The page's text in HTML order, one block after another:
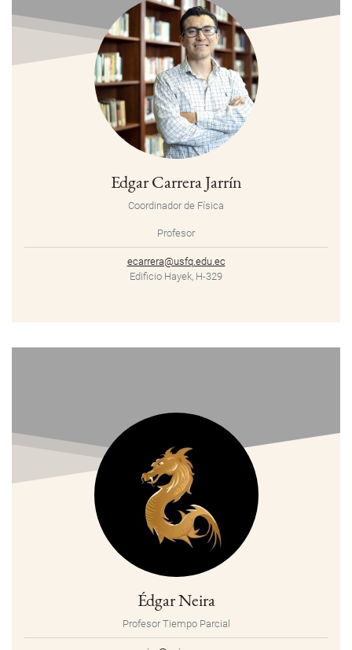
Edgar Carrera Jarrín
Coordinador de Física
Profesor
ecarrera@usfq.edu.ec
Edificio Hayek, H-329
Édgar Neira
Profesor Tiempo Parcial